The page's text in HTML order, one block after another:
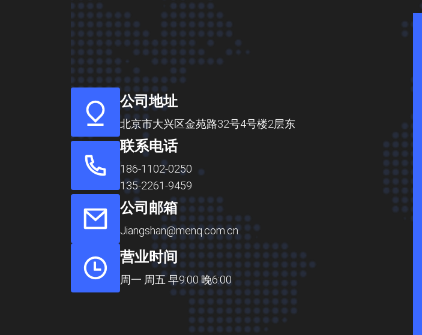
公司地址
北京市大兴区金苑路32号4号楼2层东
联系电话
186-1102-0250
135-2261-9459
公司邮箱
Jiangshan@menq.com.cn
营业时间
周一 周五 早9:00 晚6:00